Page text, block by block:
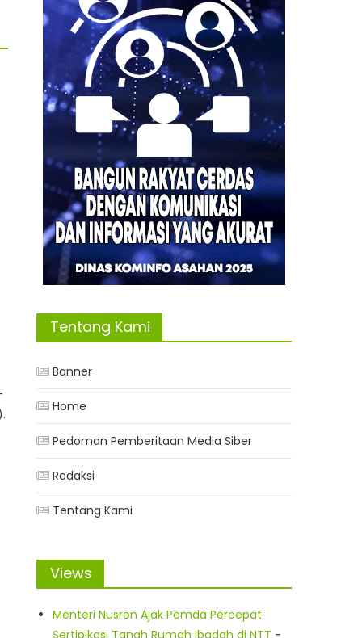
Tentang Kami
Banner
Home
Pedoman Pemberitaan Media Siber
Redaksi
Tentang Kami
Views
Menteri Nusron Ajak Pemda Percepat